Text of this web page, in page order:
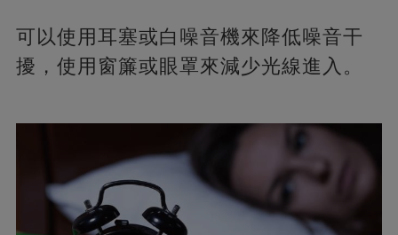
可以使用耳塞或白噪音機來降低噪音干
擾，使用窗簾或眼罩來減少光線進入。